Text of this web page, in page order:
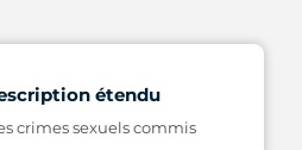
étendu
crimes sexuels commis